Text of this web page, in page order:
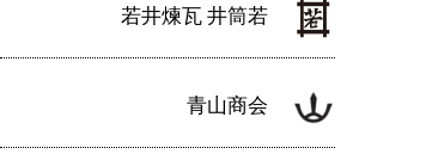
若井煉瓦 井筒若
青山商会